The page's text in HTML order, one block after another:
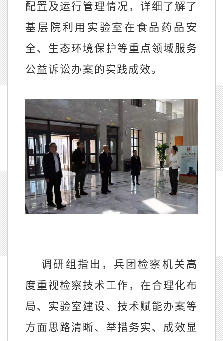
配置及运行管理情况，详细了解了
基层院利用实验室在食品药品安
全、生态环境保护等重点领域服务
公益诉讼办案的实践成效。
调研组指出，兵团检察机关高
度重视检察技术工作，在合理化布
局、实验室建设、技术赋能办案等
方面思路清晰、举措务实、成效显